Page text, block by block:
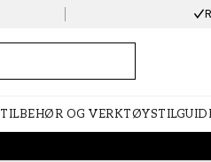
TILBEHØR OG VERKTØY